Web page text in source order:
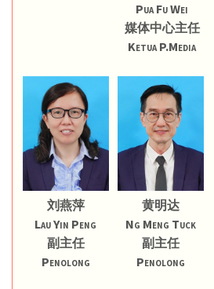
Pua Fu Wei
媒体中心主任
Ketua P.Media
刘燕萍
Lau Yin Peng
副主任
Penolong
黄明达
Ng Meng Tuck
副主任
Penolong